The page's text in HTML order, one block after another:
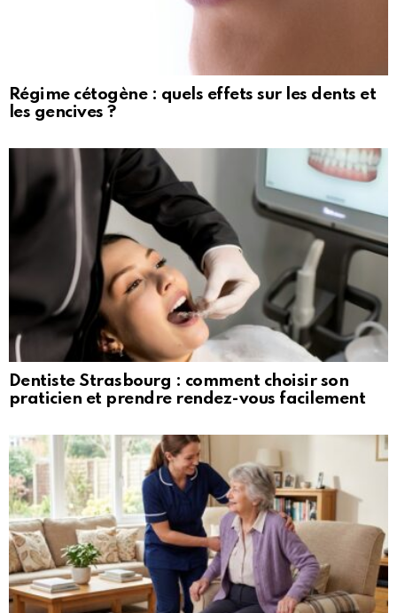
Régime cétogène : quels effets sur les dents et
les gencives ?
Dentiste Strasbourg : comment choisir son
praticien et prendre rendez-vous facilement